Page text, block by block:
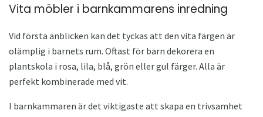
Vita möbler i barnkammarens inredning
Vid första anblicken kan det tyckas att den vita färgen är
olämplig i barnets rum. Oftast för barn dekorera en
plantskola i rosa, lila, blå, grön eller gul färger. Alla är
perfekt kombinerade med vit.
I barnkammaren är det viktigaste att skapa en trivsamhet